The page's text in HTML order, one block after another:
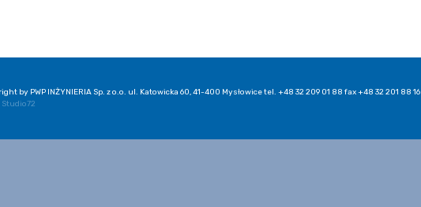
by PWP INŻYNIERIA Sp. z o.o. ul. Katowicka 60, 41-400 Mysłowice tel. +48 32 209 01 88 fax +48 32 201 88 16